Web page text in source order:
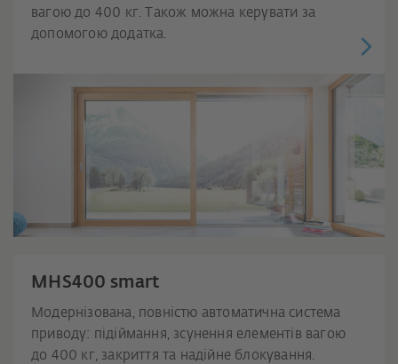
вагою до 400 кг. Також можна керувати за
допомогою додатка.
MHS400 smart
Модернізована, повністю автоматична система
приводу: підіймання, зсунення елементів вагою
до 400 кг, закриття та надійне блокування.